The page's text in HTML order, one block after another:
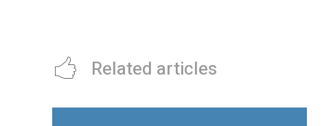
Related articles